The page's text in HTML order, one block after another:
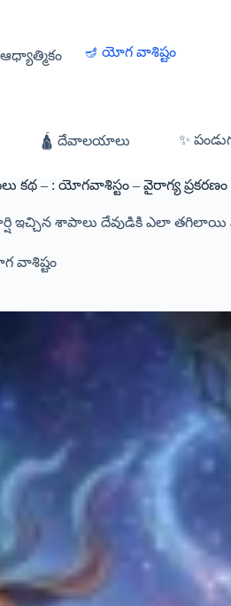
🪔 యోగ వాశిష్టం
🛕 దేవాలయాలు ✨
కథ – : యోగవాశిస్టం – వైరాగ్య ప్రకరణం
ఇచ్చిన శాపాలు దేవుడికి ఎలా తగిలాయి
వాశిష్టం